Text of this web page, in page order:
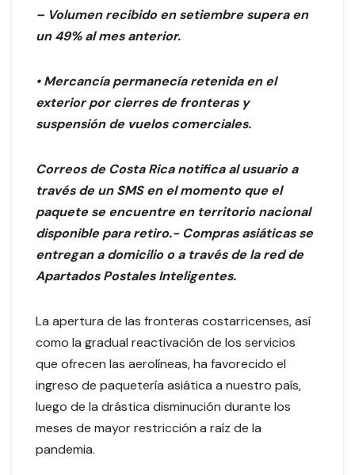
– Volumen recibido en setiembre supera en
un 49% al mes anterior.
• Mercancía permanecía retenida en el
exterior por cierres de fronteras y
suspensión de vuelos comerciales.
Correos de Costa Rica notifica al usuario a
través de un SMS en el momento que el
paquete se encuentre en territorio nacional
disponible para retiro.- Compras asiáticas se
entregan a domicilio o a través de la red de
Apartados Postales Inteligentes.
La apertura de las fronteras costarricenses, así
como la gradual reactivación de los servicios
que ofrecen las aerolíneas, ha favorecido el
ingreso de paquetería asiática a nuestro país,
luego de la drástica disminución durante los
meses de mayor restricción a raíz de la
pandemia.